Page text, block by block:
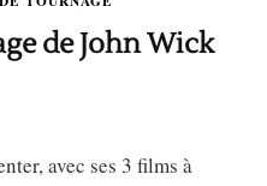
de John Wick
avec ses 3 films à